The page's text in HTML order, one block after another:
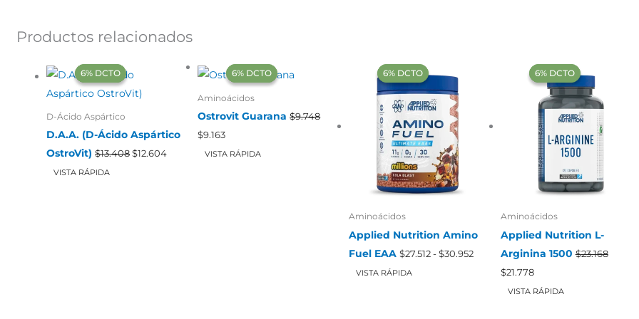
Productos relacionados
‍6% DCTO‍‍
‍6% DCTO‍‍
D-Ácido Aspártico
D.A.A. (D-Ácido Aspártico
OstroVit) $13.408 El
precio
$12.604
VISTA RÁPIDA
‍6% DCTO‍‍
‍6% DCTO‍‍
Aminoácidos
Ostrovit Guarana $9.748
El
precio
original
$9.163El
actual
VISTA RÁPIDA
‍6% DCTO‍‍
‍6% DCTO‍‍
Aminoácidos
Applied Nutrition Amino
Fuel EAA $27.512 - $30.952 Rango
de
precios:
VISTA RÁPIDA
‍6% DCTO‍‍
‍6% DCTO‍‍
Aminoácidos
Applied Nutrition L-
Arginina 1500 $23.168
El
precio
original
$21.778El
precio
actual
VISTA RÁPIDA